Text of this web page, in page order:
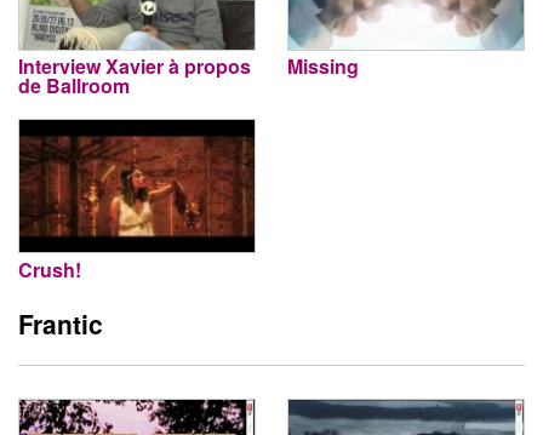
Interview Xavier à propos
de Ballroom
Missing
Crush!
Frantic